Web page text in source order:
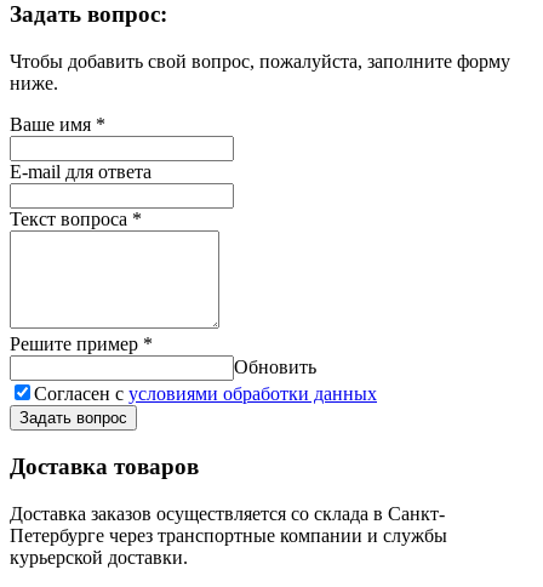
Задать вопрос:
Чтобы добавить свой вопрос, пожалуйста, заполните форму
ниже.
Ваше имя *
E-mail для ответа
Текст вопроса *
Решите пример *
Обновить
Согласен с условиями обработки данных
Задать вопрос
Доставка товаров
Доставка заказов осуществляется со склада в Санкт-
Петербурге через транспортные компании и службы
курьерской доставки.